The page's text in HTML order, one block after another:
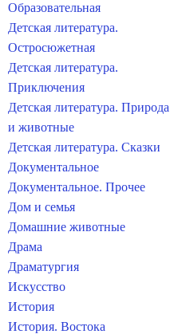
Образовательная
Детская литература.
Остросюжетная
Детская литература.
Приключения
Детская литература. Природа
и животные
Детская литература. Сказки
Документальное
Документальное. Прочее
Дом и семья
Домашние животные
Драма
Драматургия
Искусство
История
История. Востока